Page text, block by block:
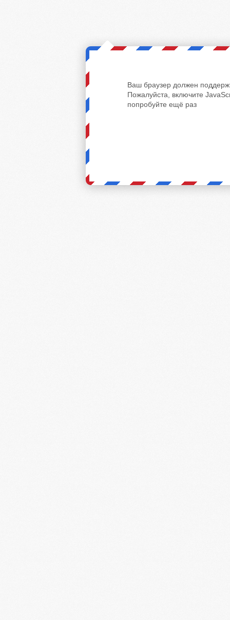
Ваш браузер должен
Пожалуйста, включите
попробуйте ещё раз